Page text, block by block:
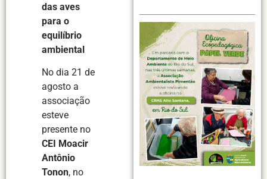
das aves
para o
equilíbrio
ambiental
No dia 21 de
agosto a
associação
esteve
presente no
CEI Moacir
Antônio
Tonon, no